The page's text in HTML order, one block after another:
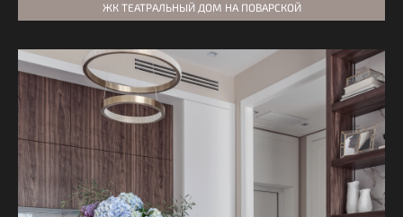
ЖК ТЕАТРАЛЬНЫЙ ДОМ НА ПОВАРСКОЙ